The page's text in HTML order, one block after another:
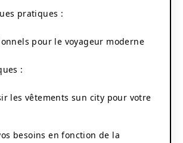
pratiques :
pour le voyageur moderne
:
les vêtements sun city pour votre
besoins en fonction de la